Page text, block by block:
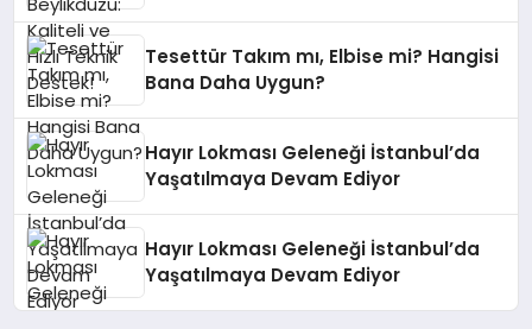
Tesettür Takım mı, Elbise mi? Hangisi
Bana Daha Uygun?
Hayır Lokması Geleneği İstanbul’da
Yaşatılmaya Devam Ediyor
Hayır Lokması Geleneği İstanbul’da
Yaşatılmaya Devam Ediyor